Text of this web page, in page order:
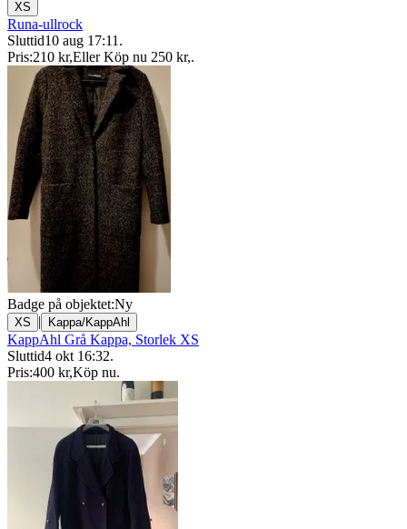
XS
Runa-ullrock
Sluttid10 aug 17:11 .
Pris:210 kr,Eller Köp nu 250 kr,.
Badge på objektet:Ny
XS | Kappa/KappAhl
KappAhl Grå Kappa, Storlek XS
Sluttid4 okt 16:32.
Pris:400 kr,Köp nu.